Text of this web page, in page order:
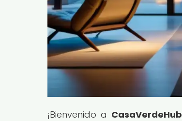
¡Bienvenido a CasaVerdeHub